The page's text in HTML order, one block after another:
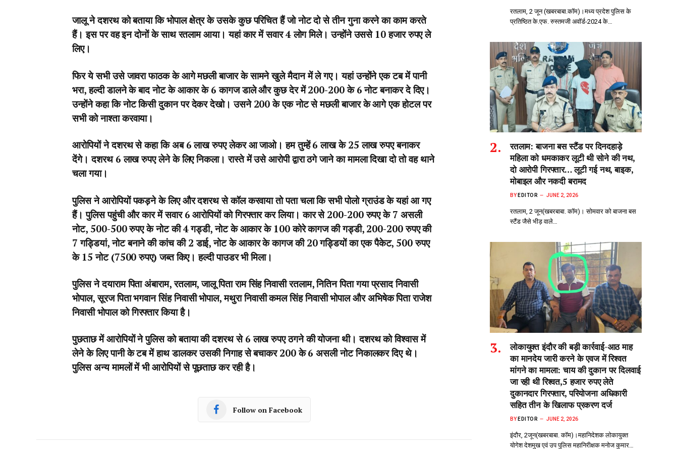
जालू ने दशरथ को बताया कि भोपाल क्षेत्र के उसके कुछ परिचित हैं जो नोट दो से तीन गुना करने का काम करते
हैं। इस पर वह इन दोनों के साथ रतलाम आया। यहां कार में सवार 4 लोग मिले। उन्होंने उससे 10 हजार रुपए ले
लिए।
फिर ये सभी उसे जावरा फाठक के आगे मछली बाजार के सामने खुले मैदान में ले गए। यहां उन्होंने एक टब में पानी
भरा, हल्दी डालने के बाद नोट के आकार के 6 कागज डाले और कुछ देर में 200-200 के 6 नोट बनाकर दे दिए।
उन्होंने कहा कि नोट किसी दुकान पर देकर देखो। उसने 200 के एक नोट से मछली बाजार के आगे एक होटल पर
सभी को नाश्ता करवाया।
आरोपियों ने दशरथ से कहा कि अब 6 लाख रुपए लेकर आ जाओ। हम तुम्हें 6 लाख के 25 लाख रुपए बनाकर
देंगे। दशरथ 6 लाख रुपए लेने के लिए निकला। रास्ते में उसे आरोपी द्वारा ठगे जाने का मामला दिखा दो तो वह थाने
चला गया।
पुलिस ने आरोपियों पकड़ने के लिए और दशरथ से कॉल करवाया तो पता चला कि सभी पोलो ग्राउंड के यहां आ गए
हैं। पुलिस पहुंची और कार में सवार 6 आरोपियों को गिरफ्तार कर लिया। कार से 200-200 रुपए के 7 असली
नोट, 500-500 रुपए के नोट की 4 गड्डी, नोट के आकार के 100 कोरे कागज की गड्डी, 200-200 रुपए की
7 गड्डियां, नोट बनाने की कांच की 2 डाई, नोट के आकार के कागज की 20 गड्डियों का एक पैकेट, 500 रुपए
के 15 नोट (7500 रुपए) जब्त किए। हल्दी पाउडर भी मिला।
पुलिस ने दयाराम पिता अंबाराम, रतलाम, जालू पिता राम सिंह निवासी रतलाम, नितिन पिता गया प्रसाद निवासी
भोपाल, सूरज पिता भगवान सिंह निवासी भोपाल, मथुरा निवासी कमल सिंह निवासी भोपाल और अभिषेक पिता राजेश
निवासी भोपाल को गिरफ्तार किया है।
पुछताछ में आरोपियों ने पुलिस को बताया की दशरथ से 6 लाख रुपए ठगने की योजना थी। दशरथ को विश्वास में
लेने के लिए पानी के टब में हाथ डालकर उसकी निगाह से बचाकर 200 के 6 असली नोट निकालकर दिए थे।
पुलिस अन्य मामलों में भी आरोपियों से पूछताछ कर रही है।
Follow on Facebook
रतलाम, 2 जून (खबरबाबा.कॉम)।मध्य प्रदेश पुलिस के
प्रतिष्ठित के.एफ. रुस्तमजी अवॉर्ड-2024 के…
रतलाम: बाजना बस स्टैंड पर दिनदहाड़े
महिला को धमकाकर लूटी थी सोने की नथ,
दो आरोपी गिरफ्तार… लूटी गई नथ, बाइक,
मोबाइल और नकदी बरामद
BY EDITOR JUNE 2, 2026
रतलाम, 2 जून(खबरबाबा. कॉम)। सोमवार को बाजना बस
स्टैंड जैसे भीड़‌ वाले…
लोकायुक्त इंदौर की बड़ी कार्रवाई-आठ माह
का मानदेय जारी करने के एवज में रिश्वत
मांगने का मामला: चाय की दुकान पर दिलवाई
जा रही थी रिश्वत,5 हजार रुपए लेते
दुकानदार गिरफ्तार, परियोजना अधिकारी
सहित तीन के खिलाफ प्रकरण दर्ज
BY EDITOR JUNE 2, 2026
इंदौर, 2जून(खबरबाबा. कॉम)।महानिदेशक लोकायुक्त
योगेश देशमुख एवं उप पुलिस महानिरीक्षक मनोज कुमार…